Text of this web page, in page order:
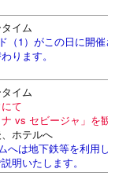
イム
（1）がこの日に開催
ります。
イム
て
ナ vs セビージャ」を観
ホテルへ
へは地下鉄等を利用
明いたします。